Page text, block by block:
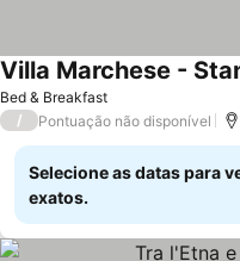
Bed & Breakfast
Villa Marchese -
/ Pontuação não disponível
Selecione as datas para
exatos.